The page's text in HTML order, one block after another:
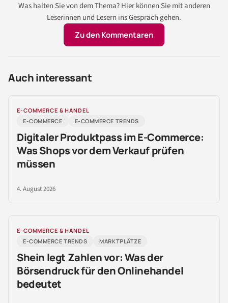
Was halten Sie von dem Thema? Hier können Sie mit anderen
Leserinnen und Lesern ins Gespräch gehen.
Zu den Kommentaren
Auch interessant
E-COMMERCE & HANDEL
E-COMMERCE
E-COMMERCE TRENDS
Digitaler Produktpass im E-Commerce:
Was Shops vor dem Verkauf prüfen
müssen
4. August 2026
E-COMMERCE & HANDEL
E-COMMERCE TRENDS
MARKTPLÄTZE
Shein legt Zahlen vor: Was der
Börsendruck für den Onlinehandel
bedeutet